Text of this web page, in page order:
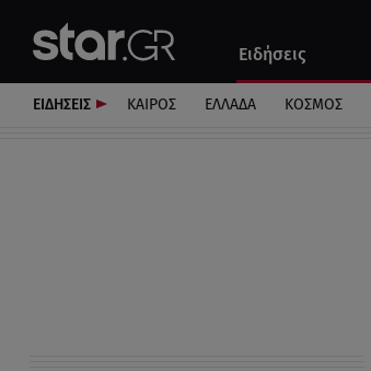
Ειδήσεις
Αυτοκίνητο
ΕΙΔΗΣΕΙΣ ΚΑΙΡΟΣ ΕΛΛΑΔΑ ΚΟΣΜΟΣ